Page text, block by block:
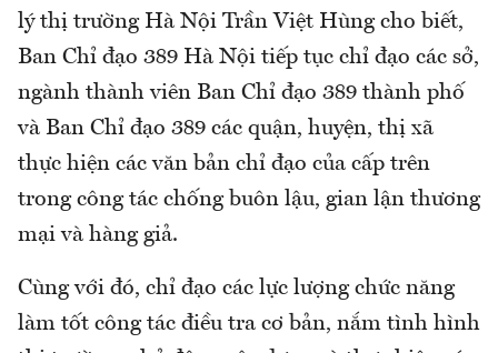
lý thị trường Hà Nội Trần Việt Hùng cho biết,
Ban Chỉ đạo 389 Hà Nội tiếp tục chỉ đạo các sở,
ngành thành viên Ban Chỉ đạo 389 thành phố
và Ban Chỉ đạo 389 các quận, huyện, thị xã
thực hiện các văn bản chỉ đạo của cấp trên
trong công tác chống buôn lậu, gian lận thương
mại và hàng giả.
Cùng với đó, chỉ đạo các lực lượng chức năng
làm tốt công tác điều tra cơ bản, nắm tình hình